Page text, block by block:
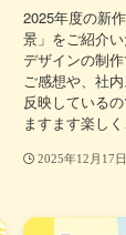
2025年度の新
景」をご紹介
デザインの制
ご感想や、社
反映している
ますます楽し
2025年12月17日